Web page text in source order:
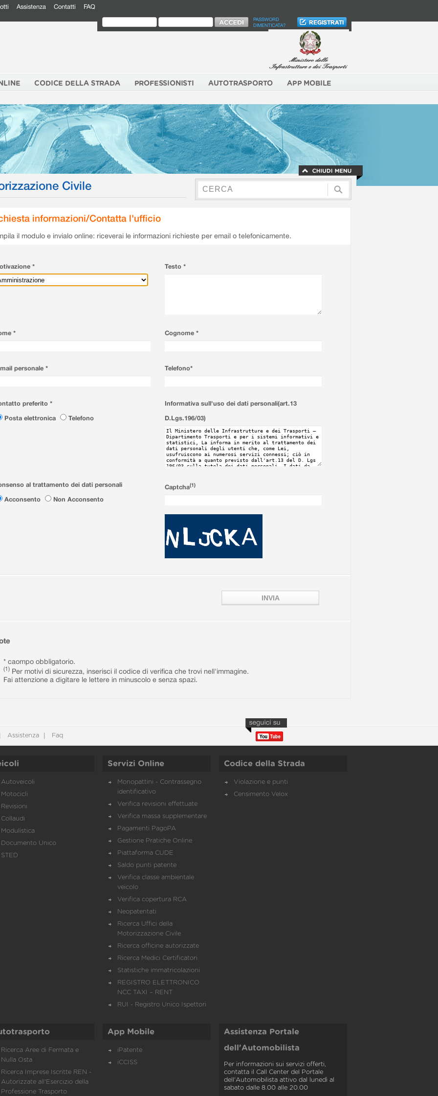
Assistenza Contatti FAQ
PASSWORD
DIMENTICATA?
CODICE DELLA STRADA PROFESSIONISTI AUTOTRASPORTO APP MOBILE
Civile
informazioni/Contatta l'ufficio
il modulo e invialo online: riceverai le informazioni richieste per email o telefonicamente.
* Testo *
* Cognome *
personale * Telefono*
preferito *
Posta elettronica
Telefono
Informativa sull'uso dei dati personali(art.13
D.Lgs.196/03)
al trattamento dei dati personali
Acconsento
Non Acconsento
Captcha(1)
* caompo obbligatorio.
(1) Per motivi di sicurezza, inserisci il codice di verifica che trovi nell'immagine.
Fai attenzione a digitare le lettere in minuscolo e senza spazi.
Assistenza Faq
Autoveicoli
Motocicli
Revisioni
Collaudi
Modulistica
Documento Unico
STED
Servizi Online
Monopattini - Contrassegno
identificativo
Verifica revisioni effettuate
Verifica massa supplementare
Pagamenti PagoPA
Gestione Pratiche Online
Piattaforma CUDE
Saldo punti patente
Verifica classe ambientale
veicolo
Verifica copertura RCA
Neopatentati
Ricerca Uffici della
Motorizzazione Civile
Ricerca officine autorizzate
Ricerca Medici Certificatori
Statistiche immatricolazioni
REGISTRO ELETTRONICO
NCC TAXI – RENT
RUI - Registro Unico Ispettori
Codice della Strada
Violazione e punti
Censimento Velox
Ricerca Aree di Fermata e
Nulla Osta
Ricerca Imprese Iscritte REN -
Autorizzate all'Esercizio della
Professione Trasporto
App Mobile
iPatente
iCCISS
Assistenza Portale
dell'Automobilista
Per informazioni sui servizi offerti,
contatta il Call Center del Portale
dell'Automobilista attivo dal lunedì al
sabato dalle 8.00 alle 20.00